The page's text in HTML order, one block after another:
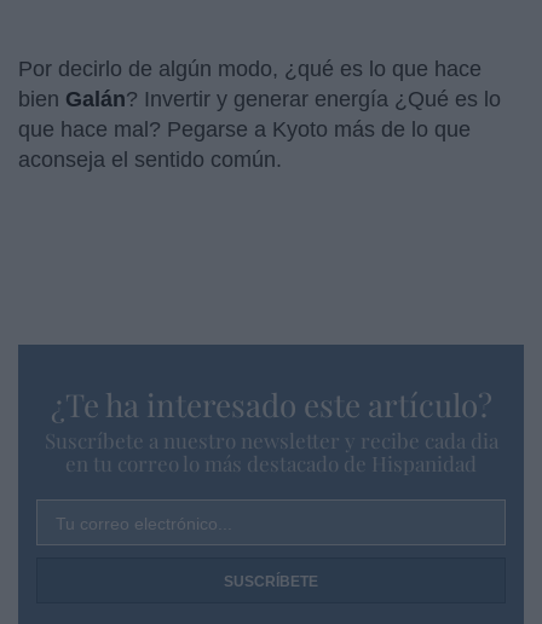
Por decirlo de algún modo, ¿qué es lo que hace
bien Galán? Invertir y generar energía ¿Qué es lo
que hace mal? Pegarse a Kyoto más de lo que
aconseja el sentido común.
¿Te ha interesado este artículo?
Suscríbete a nuestro newsletter y recibe cada dia
en tu correo lo más destacado de Hispanidad
Tu correo electrónico...